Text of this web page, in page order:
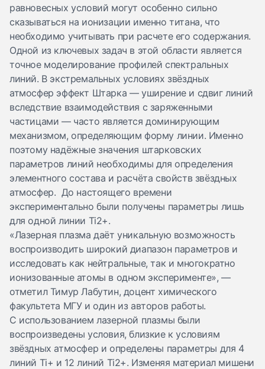
равновесных условий могут особенно сильно
сказываться на ионизации именно титана, что
необходимо учитывать при расчете его содержания.
Одной из ключевых задач в этой области является
точное моделирование профилей спектральных
линий. В экстремальных условиях звёздных
атмосфер эффект Штарка — уширение и сдвиг линий
вследствие взаимодействия с заряженными
частицами — часто является доминирующим
механизмом, определяющим форму линии. Именно
поэтому надёжные значения штарковских
параметров линий необходимы для определения
элементного состава и расчёта свойств звёздных
атмосфер. До настоящего времени
экспериментально были получены параметры лишь
для одной линии Ti2+.
«Лазерная плазма даёт уникальную возможность
воспроизводить широкий диапазон параметров и
исследовать как нейтральные, так и многократно
ионизованные атомы в одном эксперименте», —
отметил Тимур Лабутин, доцент химического
факультета МГУ и один из авторов работы.
С использованием лазерной плазмы были
воспроизведены условия, близкие к условиям
звёздных атмосфер и определены параметры для 4
линий Ti+ и 12 линий Ti2+. Изменяя материал мишени